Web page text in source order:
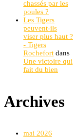
chassés par les
poules ?
Les Tigers
peuvent-ils
viser plus haut ?
- Tigers
Rochefort dans
Une victoire qui
fait du bien
Archives
mai 2026